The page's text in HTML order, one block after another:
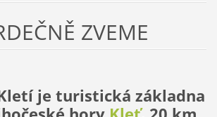
ZVEME
je turistická základna